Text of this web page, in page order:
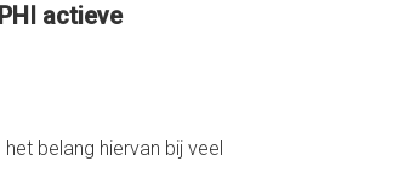
actieve
belang hiervan bij veel